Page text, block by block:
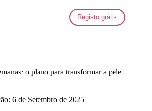
Registo grátis
o plano para transformar a pele
6 de Setembro de 2025